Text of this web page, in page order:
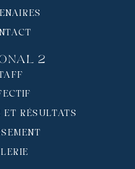
2
ET RÉSULTATS